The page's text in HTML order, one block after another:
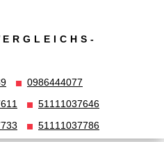
0986444077
51111037646
51111037786